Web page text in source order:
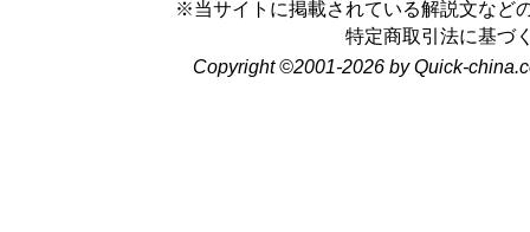
※当サイトに掲載されている解説文など
特定商取引法に基づ
Copyright ©2001-2026 by Quick-